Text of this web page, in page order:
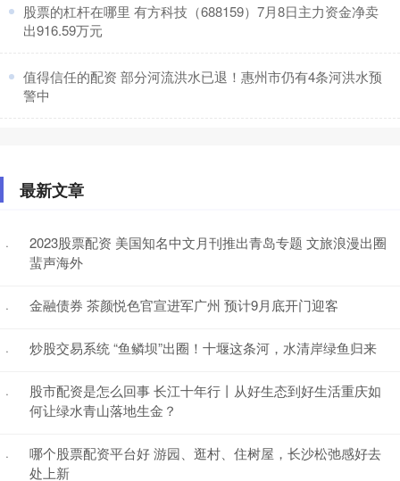
​股票的杠杆在哪里 有方科技（688159）7月8日主力资金净卖
出916.59万元
​值得信任的配资 部分河流洪水已退！惠州市仍有4条河洪水预
警中
最新文章
·
2023股票配资 美国知名中文月刊推出青岛专题 文旅浪漫出圈
蜚声海外
· 金融债券 茶颜悦色官宣进军广州 预计9月底开门迎客
· 炒股交易系统 “鱼鳞坝”出圈！十堰这条河，水清岸绿鱼归来
·
股市配资是怎么回事 长江十年行丨从好生态到好生活重庆如
何让绿水青山落地生金？
·
哪个股票配资平台好 游园、逛村、住树屋，长沙松弛感好去
处上新